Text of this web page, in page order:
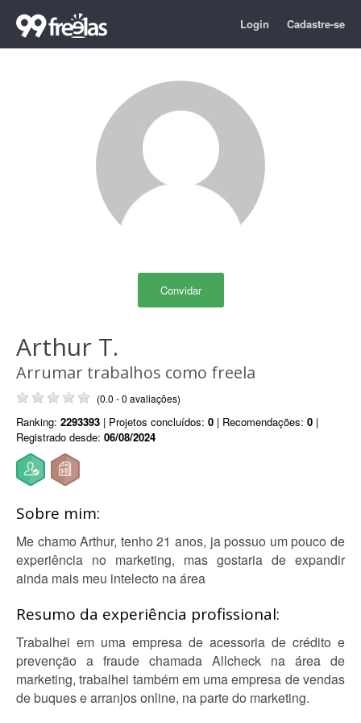
Login Cadastre-se
Convidar
Arthur T.
Arrumar trabalhos como freela
(0.0 - 0 avaliações)
Ranking: 2293393 | Projetos concluídos: 0 | Recomendações: 0 |
Registrado desde: 06/08/2024
Sobre mim:
Me chamo Arthur, tenho 21 anos, ja possuo um pouco de
experiência no marketing, mas gostaria de expandir
ainda mais meu intelecto na área
Resumo da experiência profissional:
Trabalhei em uma empresa de acessoria de crédito e
prevenção a fraude chamada Allcheck na área de
marketing, trabalhei também em uma empresa de vendas
de buques e arranjos online, na parte do marketing.